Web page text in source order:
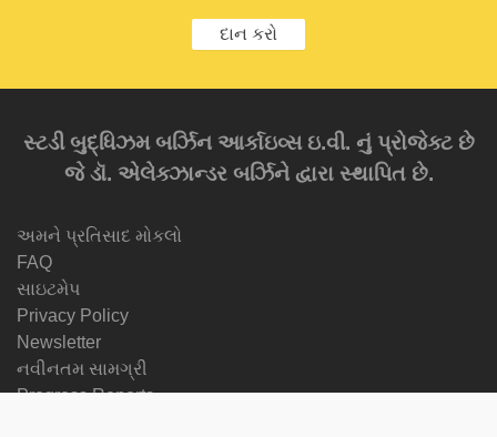
દાન કરો
સ્ટડી બુદ્ધિઝમ બર્ઝિન આર્કાઇવ્સ ઇ.વી. નું પ્રોજેક્ટ છે
જે ડૉ. એલેક્ઝાન્ડર બર્ઝિને દ્વારા સ્થાપિત છે.
અમને પ્રતિસાદ મોકલો
FAQ
સાઇટમેપ
Privacy Policy
Newsletter
નવીનતમ સામગ્રી
Progress Reports